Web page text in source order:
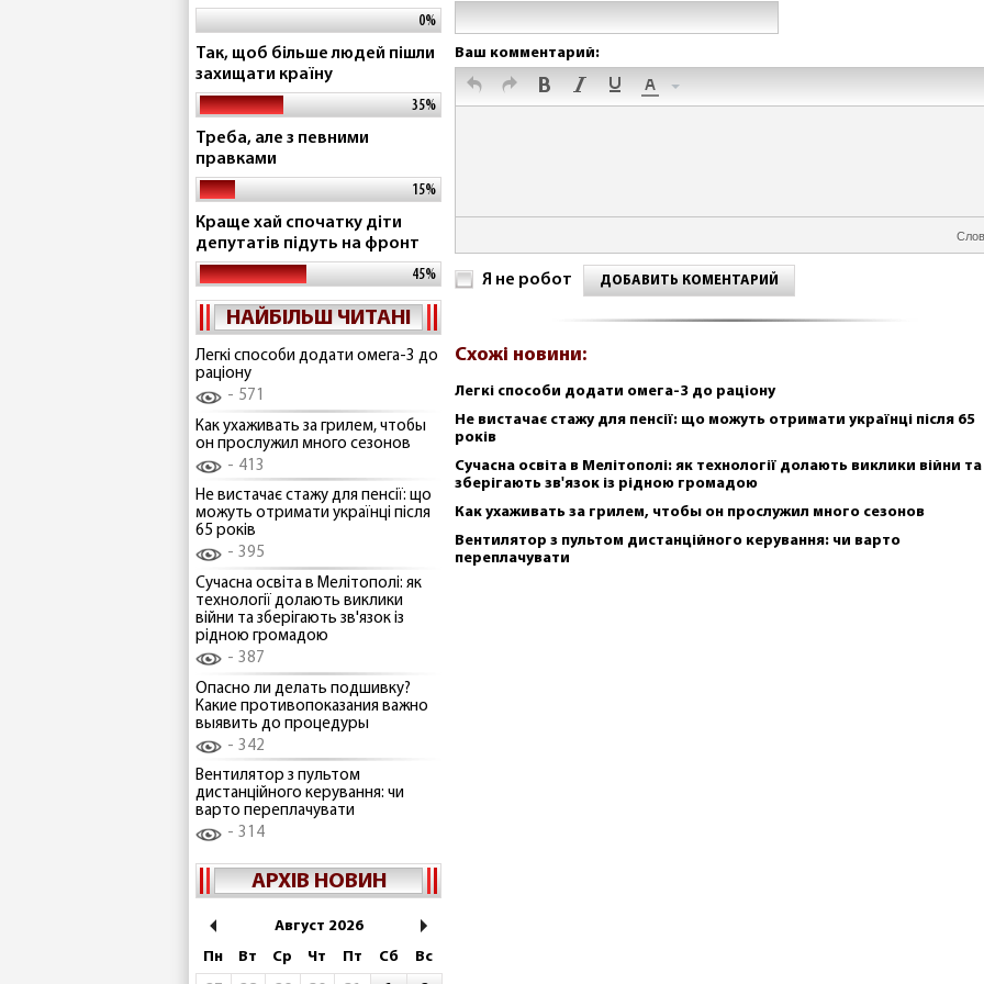
0%
Так, щоб більше людей пішли
захищати країну
35%
Треба, але з певними
правками
15%
Краще хай спочатку діти
депутатів підуть на фронт
45%
НАЙБІЛЬШ ЧИТАНІ
Легкі способи додати омега-3 до
раціону
571
Как ухаживать за грилем, чтобы
он прослужил много сезонов
413
Не вистачає стажу для пенсії: що
можуть отримати українці після
65 років
395
Сучасна освіта в Мелітополі: як
технології долають виклики
війни та зберігають зв'язок із
рідною громадою
387
Опасно ли делать подшивку?
Какие противопоказания важно
выявить до процедуры
342
Вентилятор з пультом
дистанційного керування: чи
варто переплачувати
314
АРХІВ НОВИН
Август 2026
Пн
Вт Ср Чт Пт Сб
Вс
Ваш комментарий:
Я не робот ДОБАВИТЬ КОМЕНТАРИЙ
Схожі новини:
Легкі способи додати омега-3 до раціону
Не вистачає стажу для пенсії: що можуть отримати українці після 65
років
Сучасна освіта в Мелітополі: як технології долають виклики війни та
зберігають зв'язок із рідною громадою
Как ухаживать за грилем, чтобы он прослужил много сезонов
Вентилятор з пультом дистанційного керування: чи варто
переплачувати